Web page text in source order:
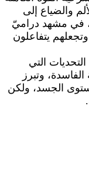
والضياع إلى
في مشهد دراميّ
يتفاعلون
التي
وتبرز
الجسد، ولكن